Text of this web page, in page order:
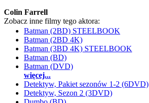
Colin Farrell
Zobacz inne filmy tego aktora:
Batman (2BD) STEELBOOK
Batman (2BD 4K)
Batman (3BD 4K) STEELBOOK
Batman (BD)
Batman (DVD)
więcej...
Detektyw, Pakiet sezonów 1-2 (6DVD)
Detektyw, Sezon 2 (3DVD)